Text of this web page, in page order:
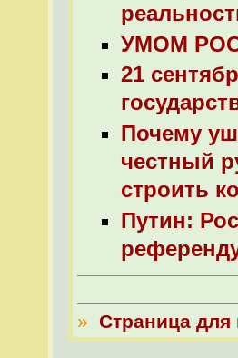
УМОМ
21
Почему
честный
строить
Путин:
» Страница для